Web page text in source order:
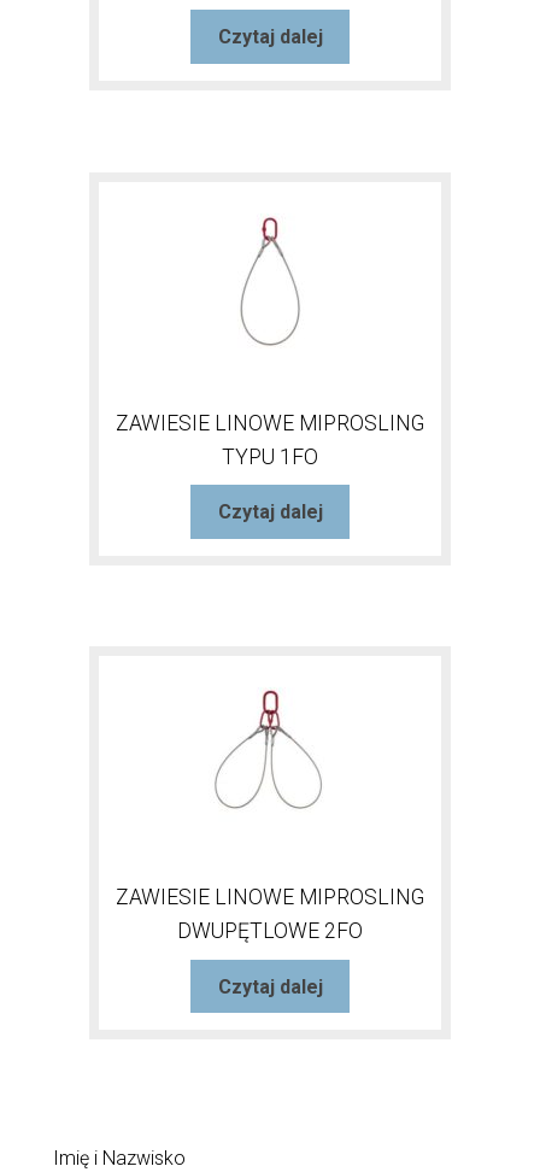
Czytaj dalej
ZAWIESIE LINOWE MIPROSLING
TYPU 1FO
Czytaj dalej
ZAWIESIE LINOWE MIPROSLING
DWUPĘTLOWE 2FO
Czytaj dalej
Imię i Nazwisko